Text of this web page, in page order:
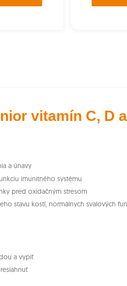
vitamín C, D a
a únavy
imunitného systému
pred oxidačným stresom
stavu kostí, normálnych svalových
a vypiť